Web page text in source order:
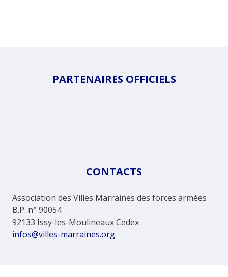
PARTENAIRES OFFICIELS
CONTACTS
Association des Villes Marraines des forces armées
B.P. n° 90054
92133 Issy-les-Moulineaux Cedex
infos@villes-marraines.org